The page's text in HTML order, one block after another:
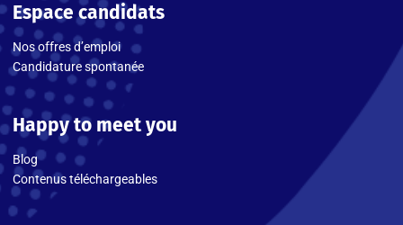
Espace candidats
Nos offres d’emploi
Candidature spontanée
Happy to meet you
Blog
Contenus téléchargeables